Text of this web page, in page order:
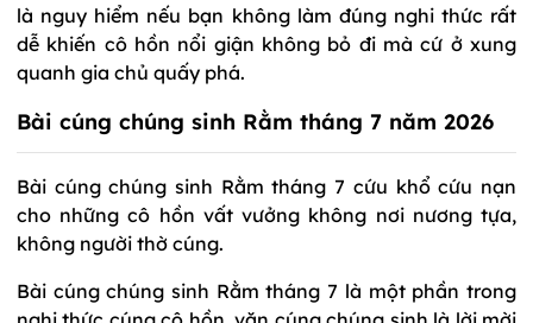
là nguy hiểm nếu bạn không làm đúng nghi thức rất
dễ khiến cô hồn nổi giận không bỏ đi mà cứ ở xung
quanh gia chủ quấy phá.
Bài cúng chúng sinh Rằm tháng 7 năm 2026
Bài cúng chúng sinh Rằm tháng 7 cứu khổ cứu nạn
cho những cô hồn vất vưởng không nơi nương tựa,
không người thờ cúng.
Bài cúng chúng sinh Rằm tháng 7 là một phần trong